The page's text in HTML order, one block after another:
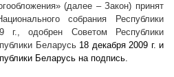
(далее – Закон) принят
собрания Республики
г., одобрен Советом Республики
Беларусь18 декабря 2009 г. и
Беларусь на подпись.